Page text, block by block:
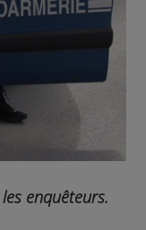
enquêteurs.